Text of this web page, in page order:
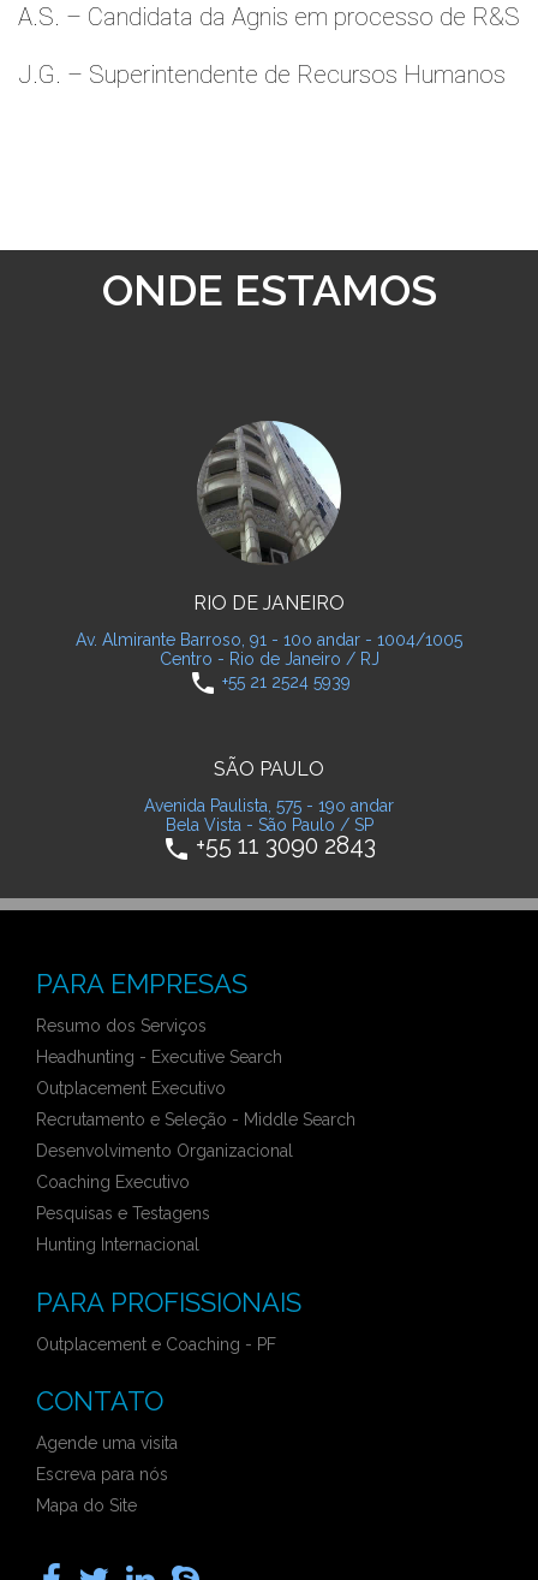
A.S. – Candidata da Agnis em processo de R&S
J.G. – Superintendente de Recursos Humanos
ONDE ESTAMOS
RIO DE JANEIRO
Av. Almirante Barroso, 91 - 10o andar - 1004/1005
Centro - Rio de Janeiro / RJ
phone +55 21 2524 5939
SÃO PAULO
Avenida Paulista, 575 - 19o andar
Bela Vista - São Paulo / SP
phone +55 11 3090 2843
PARA EMPRESAS
Resumo dos Serviços
Headhunting - Executive Search
Outplacement Executivo
Recrutamento e Seleção - Middle Search
Desenvolvimento Organizacional
Coaching Executivo
Pesquisas e Testagens
Hunting Internacional
PARA PROFISSIONAIS
Outplacement e Coaching - PF
CONTATO
Agende uma visita
Escreva para nós
Mapa do Site